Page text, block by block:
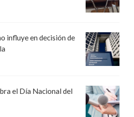
influye en decisión de
el Día Nacional del